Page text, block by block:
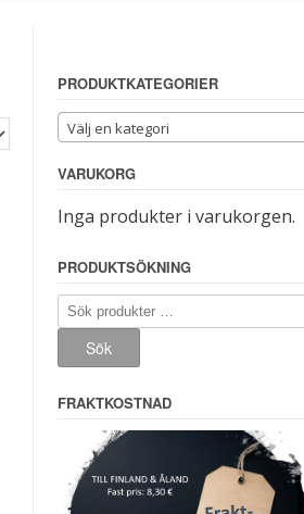
PRODUKTKATEGORIER
Välj en kategori
VARUKORG
Inga produkter i varukorgen.
PRODUKTSÖKNING
Sök
efter:
Sök
FRAKTKOSTNAD